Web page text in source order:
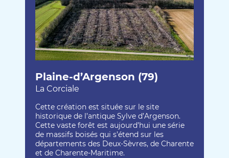
Plaine-d’Argenson (79)
La Corciale
Cette création est située sur le site
historique de l’antique Sylve d’Argenson.
Cette vaste forêt est aujourd’hui une série
de massifs boisés qui s’étend sur les
départements des Deux-Sèvres, de Charente
et de Charente-Maritime.